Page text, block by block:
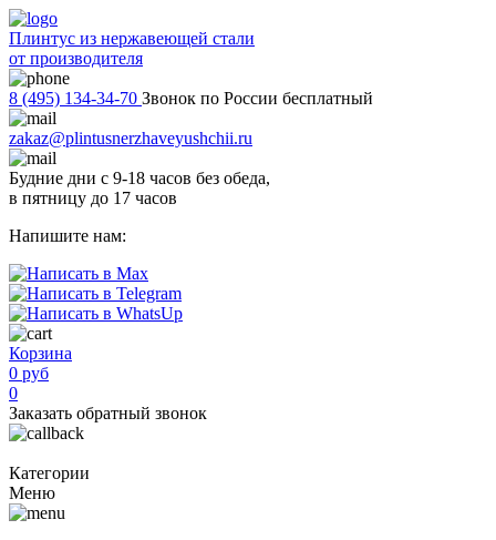
Плинтус из нержавеющей стали
от производителя
8 (495) 134-34-70 Звонок по России бесплатный
zakaz@plintusnerzhaveyushchii.ru
Будние дни с 9-18 часов без обеда,
в пятницу до 17 часов
Напишите нам:
Корзина
0 руб
0
Заказать обратный звонок
Категории
Меню